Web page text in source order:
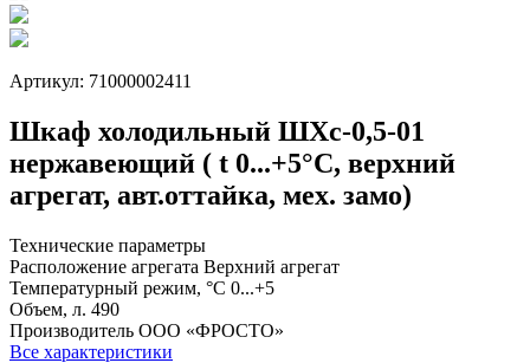
Артикул: 71000002411
Шкаф холодильный ШХс-0,5-01
нержавеющий ( t 0...+5°С, верхний
агрегат, авт.оттайка, мех. замо)
Технические параметры
Расположение агрегата Верхний агрегат
Температурный режим, °C 0...+5
Объем, л. 490
Производитель ООО «ФРОСТО»
Все характеристики